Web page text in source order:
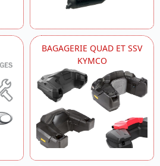
BAGAGERIE QUAD ET SSV
KYMCO